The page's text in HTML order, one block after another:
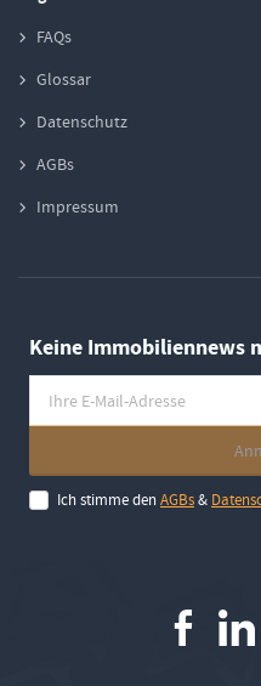
FAQs
Glossar
Datenschutz
AGBs
Impressum
Keine Immobiliennews
Ich stimme denAGBs&